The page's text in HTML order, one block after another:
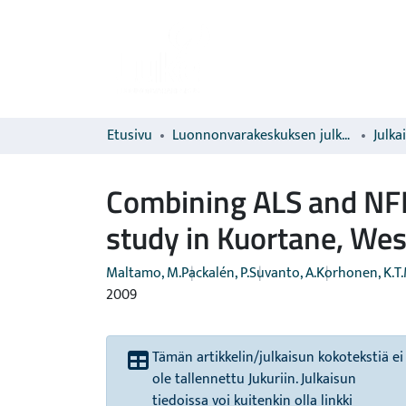
Etusivu Luonnonvarakeskuksen julkaisut
Combining ALS and
study in Kuortane,
Maltamo, M.Packalén, P.Suvanto, A.Korhonen, K.T.
2009
Tämän artikkelin/julkaisun kokotekstiä ei
ole tallennettu Jukuriin. Julkaisun
tiedoissa voi kuitenkin olla linkki